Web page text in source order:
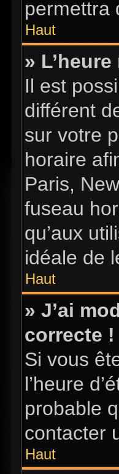
permettra
Haut
»
Il est
différent
sur votre
horaire
Paris,
fuseau
qu’aux
idéale de
Haut
» J’ai
correcte !
Si vous
l’heure
probable
contacter
Haut